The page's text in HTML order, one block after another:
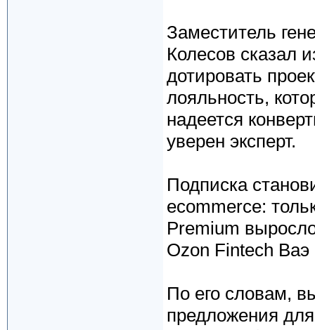
Заместитель
Колесов сказал
дотировать
лояльность,
надеется
уверен эксперт.
Подписка
ecommerce:
Premium
Ozon Fintech
По его словам,
предложения